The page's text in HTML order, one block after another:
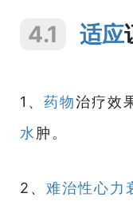
4.1 适应
1、 药物治疗效
水 肿。
2、 难治性心力